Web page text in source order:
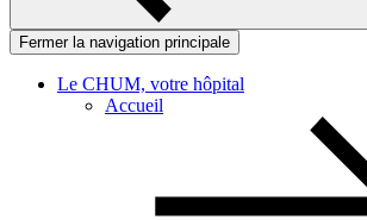
Fermer la navigation principale
Le CHUM, votre hôpital
Accueil